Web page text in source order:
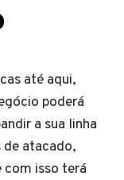
até aqui,
poderá
a sua linha
de atacado,
com isso terá